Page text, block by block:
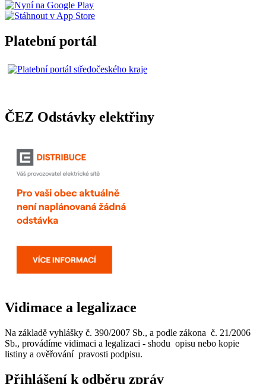
Platební portál
ČEZ Odstávky elektřiny
Vidimace a legalizace
Na základě vyhlášky č. 390/2007 Sb., a podle zákona č. 21/2006
Sb., provádíme vidimaci a legalizaci - shodu opisu nebo kopie
listiny a ověřování pravosti podpisu.
Přihlášení k odběru zpráv